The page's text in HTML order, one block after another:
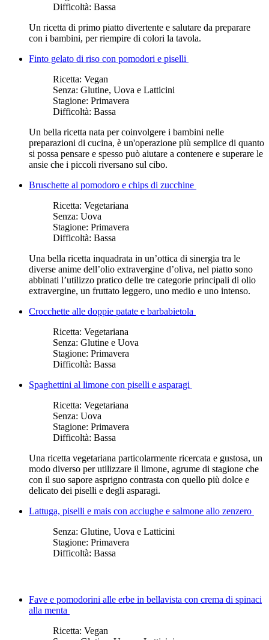
Difficoltà: Bassa
Un ricetta di primo piatto divertente e salutare da preparare
con i bambini, per riempire di colori la tavola.
Finto gelato di riso con pomodori e piselli
Ricetta: Vegan
Senza: Glutine, Uova e Latticini
Stagione: Primavera
Difficoltà: Bassa
Un bella ricetta nata per coinvolgere i bambini nelle
preparazioni di cucina, è un'operazione più semplice di quanto
si possa pensare e spesso può aiutare a contenere e superare le
ansie che i piccoli riversano sul cibo.
Bruschette al pomodoro e chips di zucchine
Ricetta: Vegetariana
Senza: Uova
Stagione: Primavera
Difficoltà: Bassa
Una bella ricetta inquadrata in un’ottica di sinergia tra le
diverse anime dell’olio extravergine d’oliva, nel piatto sono
abbinati l’utilizzo pratico delle tre categorie principali di olio
extravergine, un fruttato leggero, uno medio e uno intenso.
Crocchette alle doppie patate e barbabietola
Ricetta: Vegetariana
Senza: Glutine e Uova
Stagione: Primavera
Difficoltà: Bassa
Spaghettini al limone con piselli e asparagi
Ricetta: Vegetariana
Senza: Uova
Stagione: Primavera
Difficoltà: Bassa
Una ricetta vegetariana particolarmente ricercata e gustosa, un
modo diverso per utilizzare il limone, agrume di stagione che
con il suo sapore asprigno contrasta con quello più dolce e
delicato dei piselli e degli asparagi.
Lattuga, piselli e mais con acciughe e salmone allo zenzero
Senza: Glutine, Uova e Latticini
Stagione: Primavera
Difficoltà: Bassa
Fave e pomodorini alle erbe in bellavista con crema di spinaci
alla menta
Ricetta: Vegan